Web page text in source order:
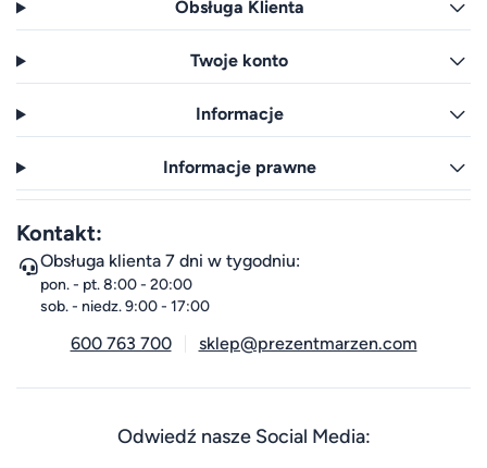
Obsługa Klienta
Twoje konto
Informacje
Informacje prawne
Kontakt:
Obsługa klienta 7 dni w tygodniu:
pon. - pt. 8:00 - 20:00
sob. - niedz. 9:00 - 17:00
600 763 700 sklep@prezentmarzen.com
Odwiedź nasze Social Media: